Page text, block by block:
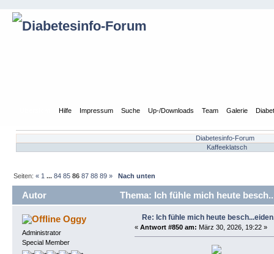
Hilfe Impressum Suche Up-/Downloads Team Galerie
Diabetesinfo-Forum
Kaffeeklatsch
Seiten:« 1 ...84 85 86 87 88 89 » Nach unten
Autor Thema: Ich fühle mich heute
Oggy
Administrator
Special Member
Re: Ich fühle mich heute
« Antwort #850 am: März 30, 2026, 19:22 »